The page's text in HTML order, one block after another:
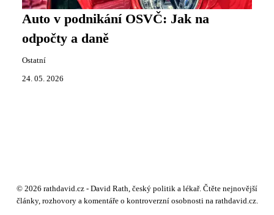
Auto v podnikání OSVČ: Jak na
odpočty a daně
Ostatní
24. 05. 2026
© 2026 rathdavid.cz - David Rath, český politik a lékař. Čtěte nejnovější
články, rozhovory a komentáře o kontroverzní osobnosti na rathdavid.cz.